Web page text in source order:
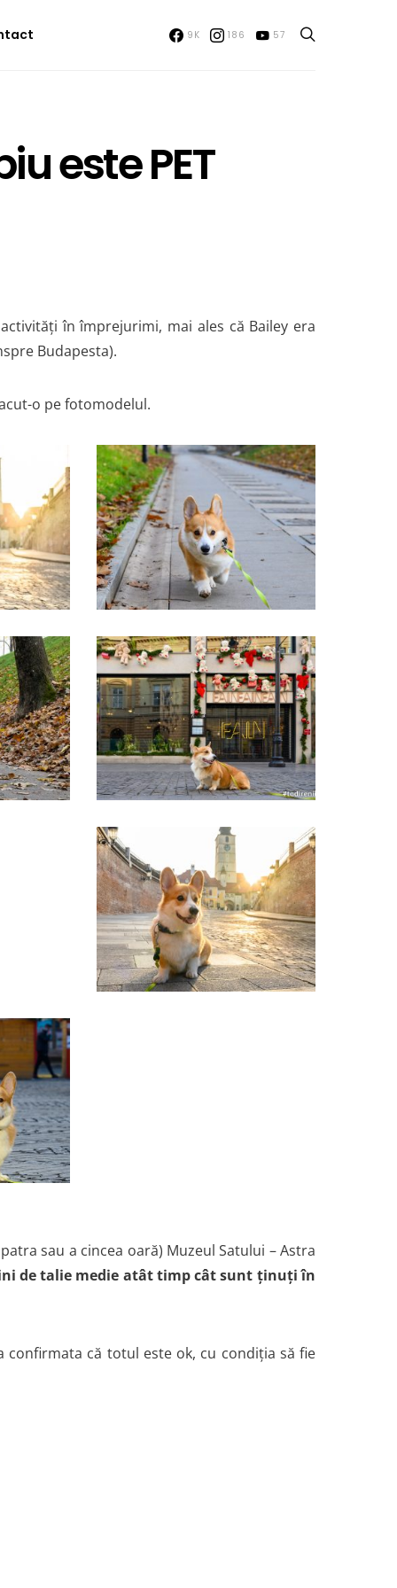
9K 186 57
este PET
în împrejurimi, mai ales că Bailey era
Budapesta).
o pe fotomodelul.
sau a cincea oară) Muzeul Satului – Astra
de talie medie atât timp cât sunt ținuți în
confirmata că totul este ok, cu condiția să fie